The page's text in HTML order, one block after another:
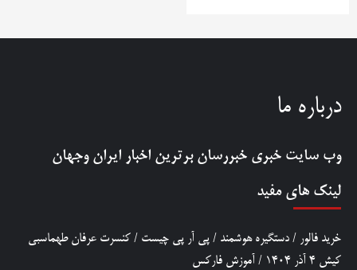
درباره ما
وب سایت خبری خبررسان برترین اخبار ایران وجهان
لینک های مفید
خرید فالور / دستگیره هوشمند / پی آر پی چیست / کنسرت عرفان طهماسبی
کیش 4 آذر 1404
/ آموزش فارکس